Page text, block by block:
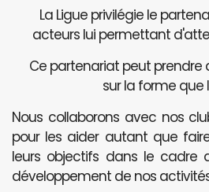
La Ligue privilégie le
acteurs lui permettant
Ce partenariat peut prendre
sur la forme que
Nous collaborons avec nos
pour les aider autant que
leurs objectifs dans le cadre
développement de nos